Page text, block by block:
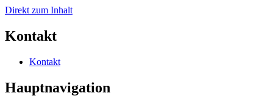
Direkt zum Inhalt
Kontakt
Kontakt
Hauptnavigation